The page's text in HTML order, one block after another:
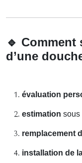
🔹 Comment
d’une
évaluation
estimation sous
remplacement
installation de